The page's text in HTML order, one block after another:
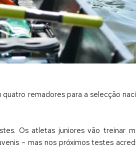
remadores para a selecção
Os atletas juniores vão treinar
– mas nos próximos testes